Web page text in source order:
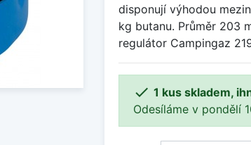
disponují výhodou
kg butanu. Průměr 203
regulátor Campingaz
 1 kus skladem,
Odesíláme v pondělí